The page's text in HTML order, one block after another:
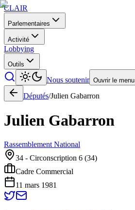
CLAIR
Parlementaires
Activité
Lobbying
Outils
Nous soutenir Ouvrir le menu
Députés/Julien Gabarron
Julien Gabarron
Rassemblement National
34 - Circonscription 6 (34)
Cadre Commercial
11 mars 1981